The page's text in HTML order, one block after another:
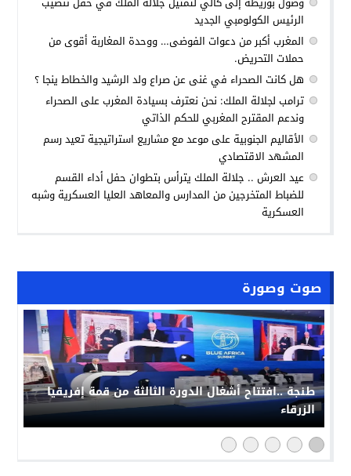
صوت وصورة
طنجة ..افتتاح أشغال الدورة الثالثة من قمة إفريقيا
الزرقاء
الرئيس الكولومبي الجديد
المغرب أكبر من دعوات الفوضى… ووحدة المغاربة أقوى من
حملات التحريض.
هل كانت الصحراء في غنى عن صراع ولد الرشيد والخطاط ينجا ؟
ترامب لجلالة الملك: نحن نعترف بسيادة المغرب على الصحراء
وندعم المقترح المغربي للحكم الذاتي
الأقاليم الجنوبية على موعد مع مشاريع استراتيجية تعيد رسم
المشهد الاقتصادي
عيد العرش .. جلالة الملك يترأس بتطوان حفل أداء القسم
للضباط المتخرجين من المدارس والمعاهد العليا العسكرية وشبه
العسكرية